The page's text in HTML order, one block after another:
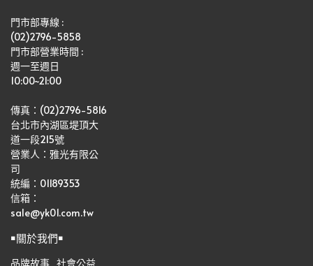
門市部專線 :
(02)2796-5858
門市部營業時間 :
週一至週日
10:00~21:00
傳真：(02)2796-5816
台北市內湖區堤頂大
道一段215號
營業人：雅光有限公
司
統編：01189353
信箱：
sale@yk01.com.tw
￭關於我們￭
品牌故事 社會公益